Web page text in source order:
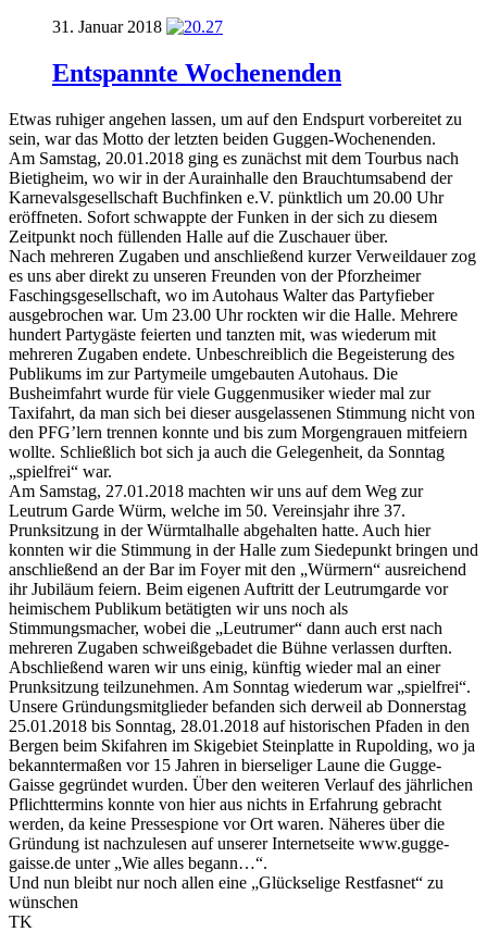
31. Januar 2018
Entspannte Wochenenden
Etwas ruhiger angehen lassen, um auf den Endspurt vorbereitet zu
sein, war das Motto der letzten beiden Guggen-Wochenenden.
Am Samstag, 20.01.2018 ging es zunächst mit dem Tourbus nach
Bietigheim, wo wir in der Aurainhalle den Brauchtumsabend der
Karnevalsgesellschaft Buchfinken e.V. pünktlich um 20.00 Uhr
eröffneten. Sofort schwappte der Funken in der sich zu diesem
Zeitpunkt noch füllenden Halle auf die Zuschauer über.
Nach mehreren Zugaben und anschließend kurzer Verweildauer zog
es uns aber direkt zu unseren Freunden von der Pforzheimer
Faschingsgesellschaft, wo im Autohaus Walter das Partyfieber
ausgebrochen war. Um 23.00 Uhr rockten wir die Halle. Mehrere
hundert Partygäste feierten und tanzten mit, was wiederum mit
mehreren Zugaben endete. Unbeschreiblich die Begeisterung des
Publikums im zur Partymeile umgebauten Autohaus. Die
Busheimfahrt wurde für viele Guggenmusiker wieder mal zur
Taxifahrt, da man sich bei dieser ausgelassenen Stimmung nicht von
den PFG’lern trennen konnte und bis zum Morgengrauen mitfeiern
wollte. Schließlich bot sich ja auch die Gelegenheit, da Sonntag
„spielfrei“ war.
Am Samstag, 27.01.2018 machten wir uns auf dem Weg zur
Leutrum Garde Würm, welche im 50. Vereinsjahr ihre 37.
Prunksitzung in der Würmtalhalle abgehalten hatte. Auch hier
konnten wir die Stimmung in der Halle zum Siedepunkt bringen und
anschließend an der Bar im Foyer mit den „Würmern“ ausreichend
ihr Jubiläum feiern. Beim eigenen Auftritt der Leutrumgarde vor
heimischem Publikum betätigten wir uns noch als
Stimmungsmacher, wobei die „Leutrumer“ dann auch erst nach
mehreren Zugaben schweißgebadet die Bühne verlassen durften.
Abschließend waren wir uns einig, künftig wieder mal an einer
Prunksitzung teilzunehmen. Am Sonntag wiederum war „spielfrei“.
Unsere Gründungsmitglieder befanden sich derweil ab Donnerstag
25.01.2018 bis Sonntag, 28.01.2018 auf historischen Pfaden in den
Bergen beim Skifahren im Skigebiet Steinplatte in Rupolding, wo ja
bekanntermaßen vor 15 Jahren in bierseliger Laune die Gugge-
Gaisse gegründet wurden. Über den weiteren Verlauf des jährlichen
Pflichttermins konnte von hier aus nichts in Erfahrung gebracht
werden, da keine Pressespione vor Ort waren. Näheres über die
Gründung ist nachzulesen auf unserer Internetseite www.gugge-
gaisse.de unter „Wie alles begann…“.
Und nun bleibt nur noch allen eine „Glückselige Restfasnet“ zu
wünschen
TK